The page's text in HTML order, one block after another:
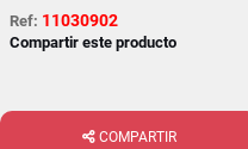
Ref: 11030902
Compartir este producto
COMPARTIR